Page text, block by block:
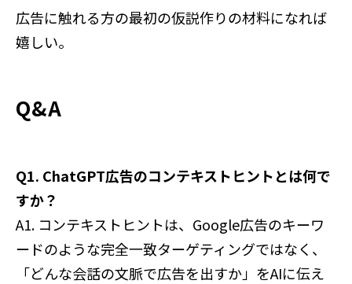
広告に触れる方の最初の仮説作りの材料になれば
嬉しい。
Q&A
Q1. ChatGPT広告のコンテキストヒントとは何で
すか？
A1. コンテキストヒントは、Google広告のキーワ
ードのような完全一致ターゲティングではなく、
「どんな会話の文脈で広告を出すか」をAIに伝え